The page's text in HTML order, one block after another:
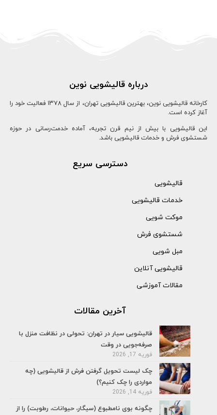
درباره قالیشویی نوین
کارخانه قالیشویی نوین، بهترین قالیشویی تهران، از سال ۱۳78 فعالیت خود را
آغاز کرده است.
این قالیشویی با بیش از نیم قرن تجربه، آماده خدمت‌رسانی در حوزه
شستشوی فرش و خدمات قالیشویی باشد.
دسترسی سریع
قالیشویی
خدمات قالیشویی
موکت شویی
شستشوی فرش
مبل شویی
قالیشویی آنلاین
مقالات آموزشی
آخرین مقالات
قالیشویی سیار در تهران: تحولی در نظافت منزل با
صرفه‌جویی در وقت
فوریه 17, 2026
چک لیست تحویل گرفتن فرش از قالیشویی (چه
مواردی را چک کنیم؟)
فوریه 14, 2026
چگونه بوی نامطبوع (سیگار، حیوانات، رطوبت) را از